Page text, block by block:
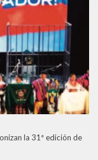
la 31ª edición de